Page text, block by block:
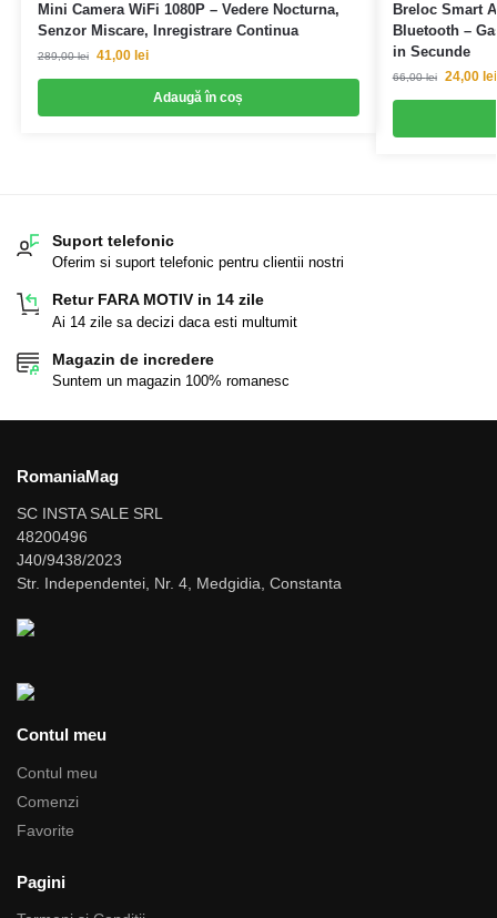
Mini Camera WiFi 1080P – Vedere Nocturna,
Senzor Miscare, Inregistrare Continua
289,00lei 41,00 lei
Adaugă în coș
Breloc Smart
Bluetooth –
in Secunde
66,00lei 24,00 lei
Suport telefonic
Oferim si suport telefonic pentru clientii nostri
Retur FARA MOTIV in 14 zile
Ai 14 zile sa decizi daca esti multumit
Magazin de incredere
Suntem un magazin 100% romanesc
RomaniaMag
SC INSTA SALE SRL
48200496
J40/9438/2023
Str. Independentei, Nr. 4, Medgidia, Constanta
Contul meu
Contul meu
Comenzi
Favorite
Pagini